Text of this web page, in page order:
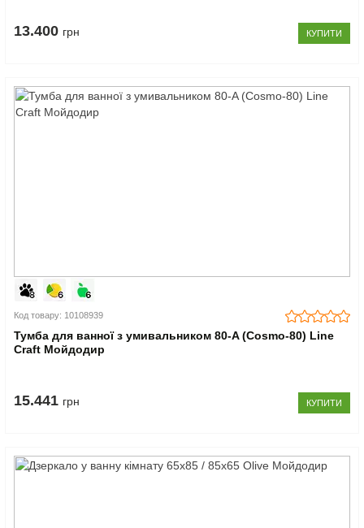
13.400 грн КУПИТИ
Код товару: 10108939
Тумба для ванної з умивальником 80-A (Cosmo-80) Line
Craft Мойдодир
15.441 грн КУПИТИ